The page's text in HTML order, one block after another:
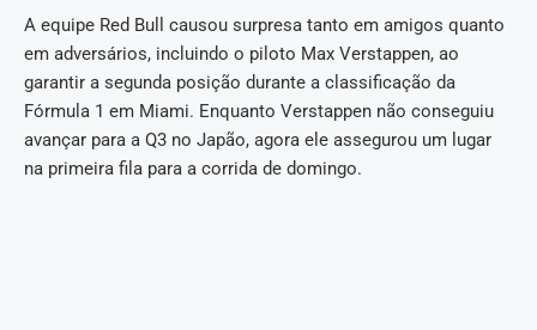
A equipe Red Bull causou surpresa tanto em amigos quanto
em adversários, incluindo o piloto Max Verstappen, ao
garantir a segunda posição durante a classificação da
Fórmula 1 em Miami. Enquanto Verstappen não conseguiu
avançar para a Q3 no Japão, agora ele assegurou um lugar
na primeira fila para a corrida de domingo.